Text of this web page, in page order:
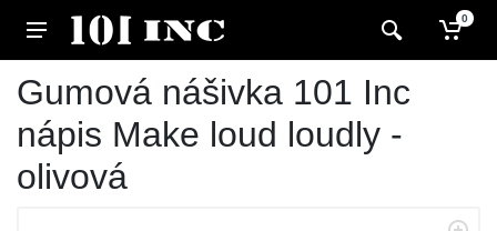
0
Gumová nášivka 101 Inc
nápis Make loud loudly -
olivová